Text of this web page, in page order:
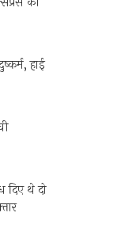
हाई
दिए थे दो